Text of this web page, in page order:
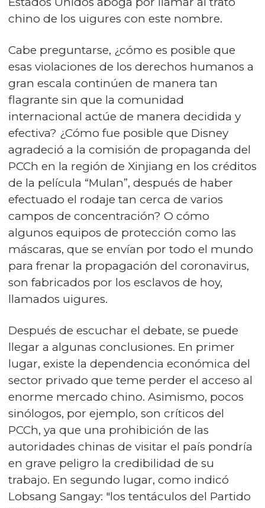
chino de los uigures con este nombre.
Cabe preguntarse, ¿cómo es posible que
esas violaciones de los derechos humanos a
gran escala continúen de manera tan
flagrante sin que la comunidad
internacional actúe de manera decidida y
efectiva? ¿Cómo fue posible que Disney
agradeció a la comisión de propaganda del
PCCh en la región de Xinjiang en los créditos
de la película “Mulan”, después de haber
efectuado el rodaje tan cerca de varios
campos de concentración? O cómo
algunos equipos de protección como las
máscaras, que se envían por todo el mundo
para frenar la propagación del coronavirus,
son fabricados por los esclavos de hoy,
llamados uigures.
Después de escuchar el debate, se puede
llegar a algunas conclusiones. En primer
lugar, existe la dependencia económica del
sector privado que teme perder el acceso al
enorme mercado chino. Asimismo, pocos
sinólogos, por ejemplo, son críticos del
PCCh, ya que una prohibición de las
autoridades chinas de visitar el país pondría
en grave peligro la credibilidad de su
trabajo. En segundo lugar, como indicó
Lobsang Sangay: "los tentáculos del Partido